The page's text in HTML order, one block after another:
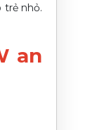
trẻ nhỏ.
an